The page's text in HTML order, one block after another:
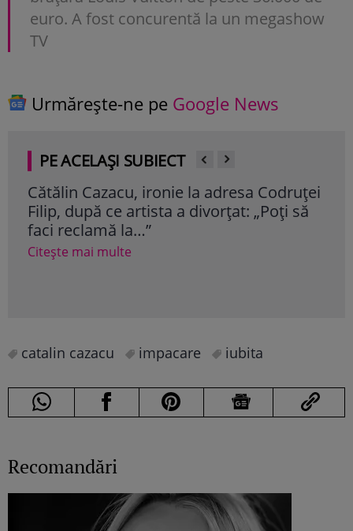
euro. A fost concurentă la un megashow
TV
Urmărește-ne pe Google News
PE ACELAȘI SUBIECT
Cătălin Cazacu, ironie la adresa Codruței
Filip, după ce artista a divorțat: „Poți să
faci reclamă la…”
Citește mai multe
catalin cazacu impacare iubita
Recomandări